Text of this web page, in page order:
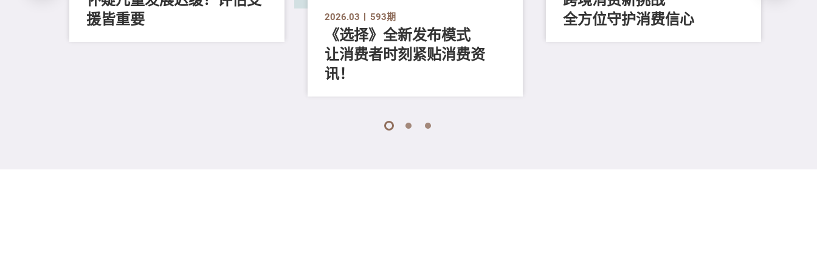
援皆重要
2026.03 593期
《选择》全新发布模式
让消费者时刻紧贴消费资
讯！
全方位守护消费信心
1 2 3